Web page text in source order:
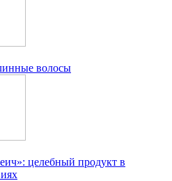
волосы
целебный продукт в